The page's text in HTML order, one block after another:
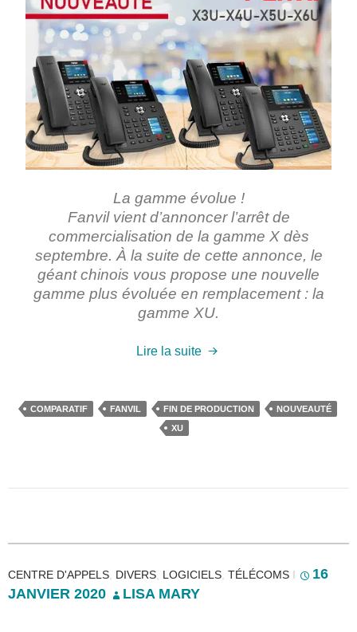
La gamme évolue !
Fanvil vient d’annoncer l’arrêt de
commercialisation de la gamme X dès
septembre. À la suite de cette annonce, le
géant chinois vous propose une nouvelle
gamme plus évoluée en remplacement : la
gamme XU.
Lire la suite
COMPARATIF FANVIL FIN DE PRODUCTION
NOUVEAUTÉ
XU
CENTRE D'APPELS DIVERS LOGICIELS TÉLÉCOMS I
16
JANVIER 2020
LISA MARY